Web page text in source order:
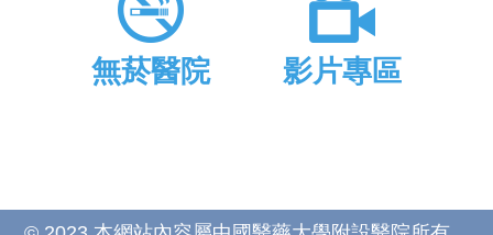
無菸醫院 影片專區